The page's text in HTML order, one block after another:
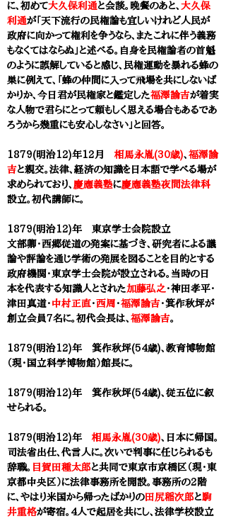
に、初めて大久保利通と会談。晩餐のあと、 大久保
利通が「天下流行の民権論も宜しいけれど人民が
政府に向かって権利を争うなら、またこれに伴う義務
もなくてはならぬ」と述べる。自身を民権論者の首魁
のように誤解していると感じ、民権運動を暴れる蜂の
巣に例えて、「蜂の仲間に入って飛場を共にしないば
かりか、今日君が民権家と鑑定した福澤諭吉が着実
な人物で君らにとって頼もしく思える場合もあるであ
ろうから幾重にも安心しなさい」と回答。
1879(明治12)年12月 相馬永胤(30歳)、 福澤諭
吉と親交。法律、経済の知識を日本語で学べる場が
求められており、 慶應義塾に慶應義塾夜間法律科
設立。初代講師に。
1879(明治12)年 東京学士会院設立
文部卿・西郷従道の発案に基づき、研究者による議
論や評論を通じ学術の発展を図ることを目的とする
政府機関 ・東京学士会院が設立される。当時の日
本を代表する知識人とされた加藤弘之・神田孝平・
津田真道・ 中村正直・ 西周 ・福澤諭吉・箕作秋坪が
創立会員7名に。初代会長は、 福澤諭吉。
1879(明治12)年 箕作秋坪(54歳)、教育博物館
（現・国立科学博物館）館長に。
1879(明治12)年 箕作秋坪(54歳)、従五位に叙
せられる。
1879(明治12)年 相馬永胤(30歳)、日本に帰国。
司法省出仕、代言人に。次いで判事に任じられるも
辞職。 目賀田種太郎と共同で東京市京橋区（現・東
京都中央区）に法律事務所を開設。事務所の2階
に、やはり米国から帰ったばかりの 田尻稲次郎と駒
井重格が寄宿。4人で起居を共にし、法律学校設立